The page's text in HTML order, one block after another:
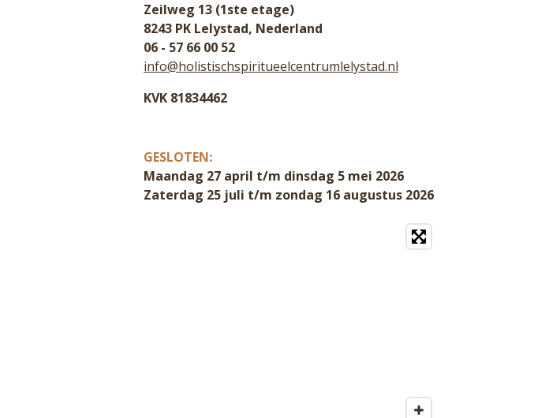
Zeilweg 13 (1ste etage)
8243 PK Lelystad, Nederland
06 - 57 66 00 52
info@holistischspiritueelcentrumlelystad.nl
KVK 81834462
GESLOTEN:
Maandag 27 april t/m dinsdag 5 mei 2026
Zaterdag 25 juli t/m zondag 16 augustus 2026